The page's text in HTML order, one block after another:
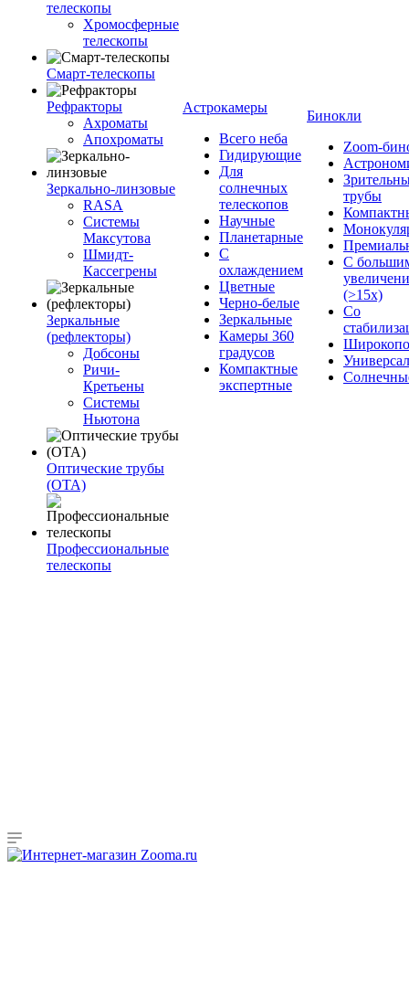
телескопы
Хромосферные
телескопы
Смарт-телескопы
Рефракторы
Ахроматы
Апохроматы
Зеркально-линзовые
RASA
Системы
Максутова
Шмидт-
Кассегрены
Зеркальные
(рефлекторы)
Добсоны
Ричи-
Кретьены
Системы
Ньютона
Оптические трубы
(OTA)
Профессиональные
телескопы
Астрокамеры
Всего неба
Гидирующие
Для
солнечных
телескопов
Научные
Планетарные
С
охлаждением
Цветные
Черно-белые
Зеркальные
Камеры 360
градусов
Компактные
экспертные
Бинокли
Zoom-
трубы
С
(>15x)
Со